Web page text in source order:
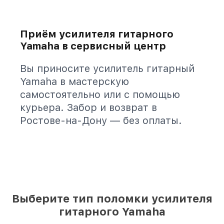
Приём усилителя гитарного
Yamaha в сервисный центр
Вы приносите усилитель гитарный
Yamaha в мастерскую
самостоятельно или с помощью
курьера. Забор и возврат в
Ростове-на-Дону — без оплаты.
Выберите тип поломки усилителя
гитарного Yamaha